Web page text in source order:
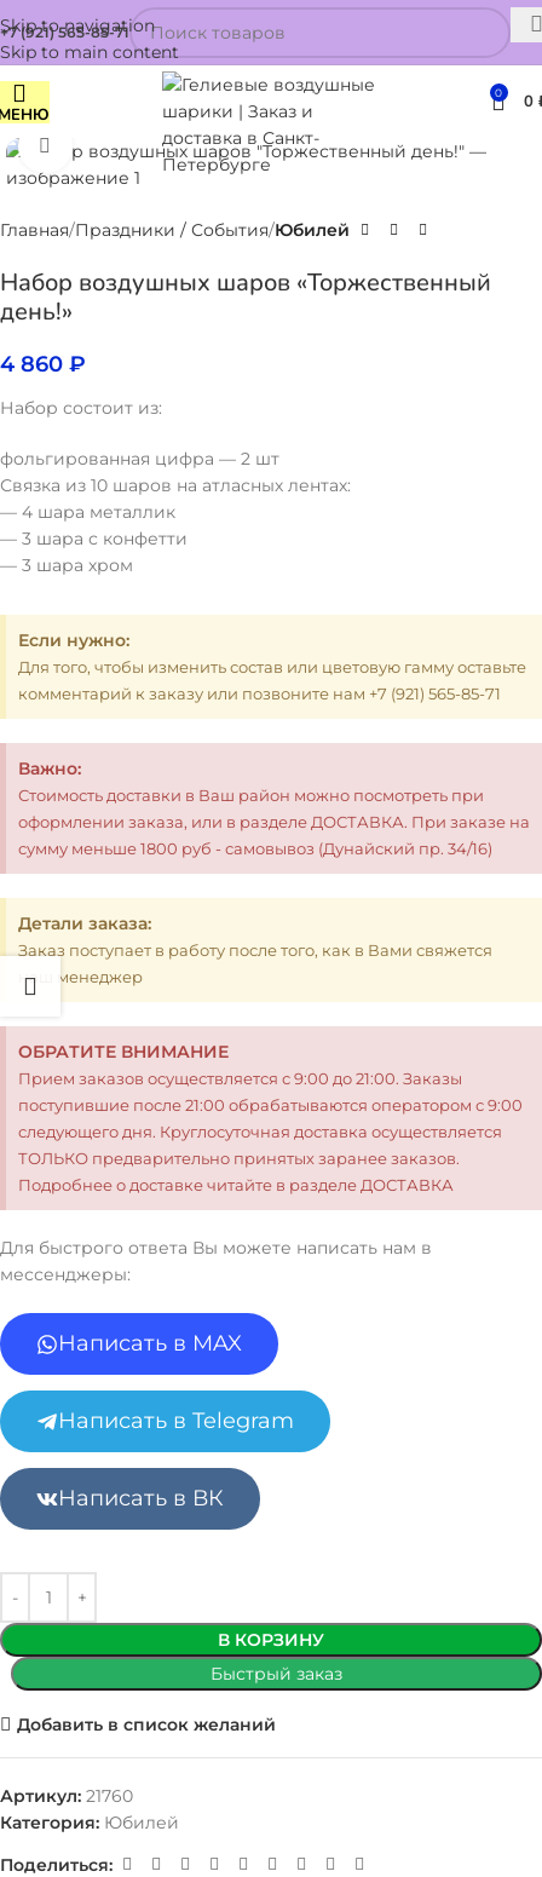
Skip to navigation
Skip to main content
+7 (921) 565-85-71
0 0
Нажмите, чтобы увеличить
Главная Праздники / События Юбилей
Набор воздушных шаров «Торжественный
день!»
4 860 ₽
Набор состоит из:
фольгированная цифра — 2 шт
Связка из 10 шаров на атласных лентах:
— 4 шара металлик
— 3 шара с конфетти
— 3 шара хром
Если нужно:
Для того, чтобы изменить состав или цветовую гамму оставьте
комментарий к заказу или позвоните нам +7 (921) 565-85-71
Важно:
Стоимость доставки в Ваш район можно посмотреть при
оформлении заказа, или в разделе ДОСТАВКА. При заказе на
сумму меньше 1800 руб - самовывоз (Дунайский пр. 34/16)
Детали заказа:
Заказ поступает в работу после того, как в Вами свяжется
наш менеджер
ОБРАТИТЕ ВНИМАНИЕ
Прием заказов осуществляется с 9:00 до 21:00. Заказы
поступившие после 21:00 обрабатываются оператором с 9:00
следующего дня. Круглосуточная доставка осуществляется
ТОЛЬКО предварительно принятых заранее заказов.
Подробнее о доставке читайте в разделе ДОСТАВКА
Для быстрого ответа Вы можете написать нам в
мессенджеры:
Написать в MAX
Написать в Telegram
Написать в ВК
В КОРЗИНУ
Быстрый заказ
Добавить в список желаний
Артикул: 21760
Категория: Юбилей
Поделиться: